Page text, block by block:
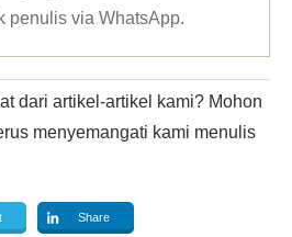
penulis via WhatsApp.
dari artikel-artikel kami? Mohon
menyemangati kami menulis
Share